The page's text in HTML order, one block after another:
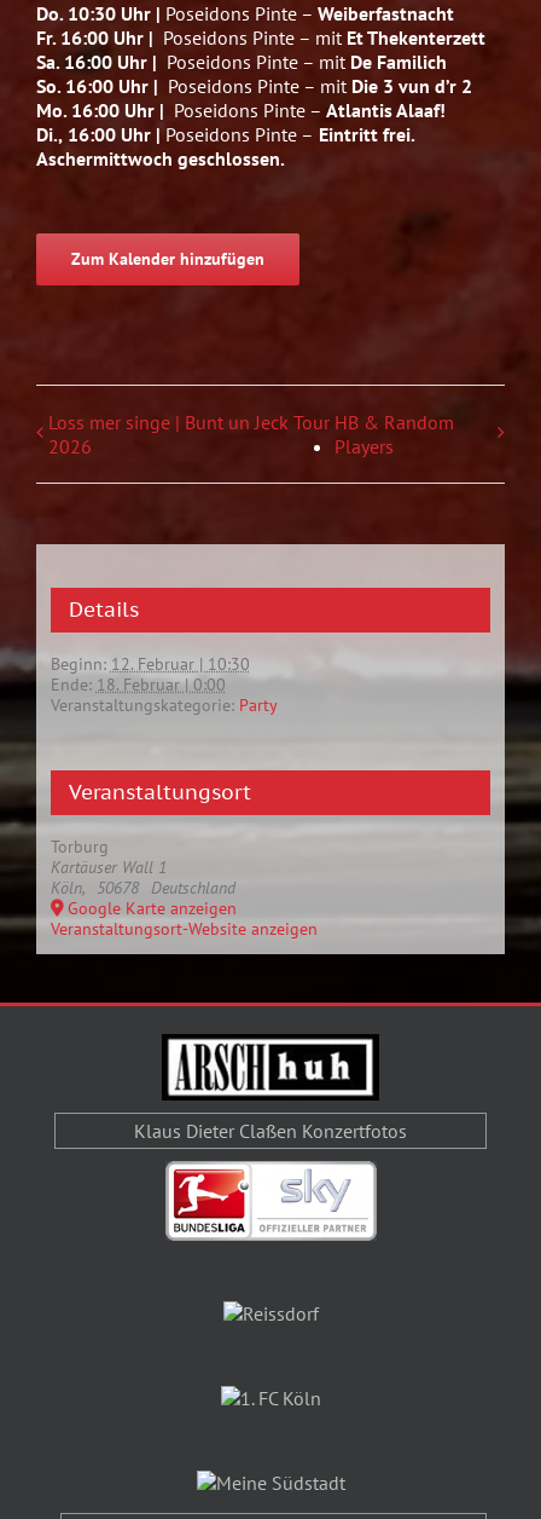
Do. 10:30 Uhr | Poseidons Pinte – Weiberfastnacht
Fr. 16:00 Uhr | Poseidons Pinte – mit Et Thekenterzett
Sa. 16:00 Uhr | Poseidons Pinte – mit De Familich
So. 16:00 Uhr | Poseidons Pinte – mit Die 3 vun d’r 2
Mo. 16:00 Uhr | Poseidons Pinte – Atlantis Alaaf!
Di., 16:00 Uhr | Poseidons Pinte – Eintritt frei.
Aschermittwoch geschlossen.
Zum Kalender hinzufügen
Loss mer singe | Bunt un Jeck Tour
2026
HB & Random
Players
Details
Beginn: 12. Februar | 10:30
Ende: 18. Februar | 0:00
Veranstaltungskategorie: Party
Veranstaltungsort
Torburg
Kartäuser Wall 1
Köln, 50678 Deutschland
Google Karte anzeigen
Veranstaltungsort-Website anzeigen
Klaus Dieter Claßen Konzertfotos